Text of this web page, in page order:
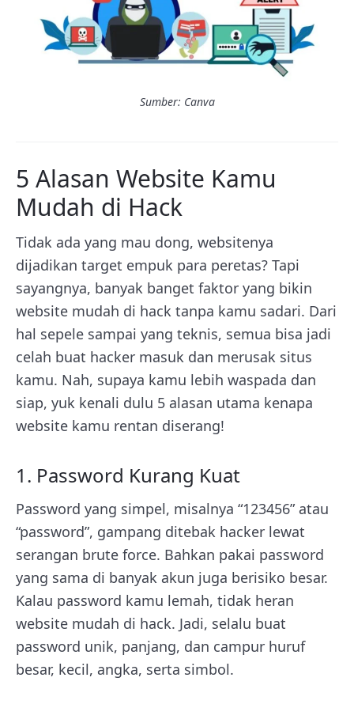
Sumber: Canva
5 Alasan Website Kamu
Mudah di Hack
Tidak ada yang mau dong, websitenya
dijadikan target empuk para peretas? Tapi
sayangnya, banyak banget faktor yang bikin
website mudah di hack tanpa kamu sadari. Dari
hal sepele sampai yang teknis, semua bisa jadi
celah buat hacker masuk dan merusak situs
kamu. Nah, supaya kamu lebih waspada dan
siap, yuk kenali dulu 5 alasan utama kenapa
website kamu rentan diserang!
1. Password Kurang Kuat
Password yang simpel, misalnya “123456” atau
“password”, gampang ditebak hacker lewat
serangan brute force. Bahkan pakai password
yang sama di banyak akun juga berisiko besar.
Kalau password kamu lemah, tidak heran
website mudah di hack. Jadi, selalu buat
password unik, panjang, dan campur huruf
besar, kecil, angka, serta simbol.